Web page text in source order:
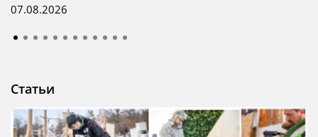
07.08.2026
Статьи